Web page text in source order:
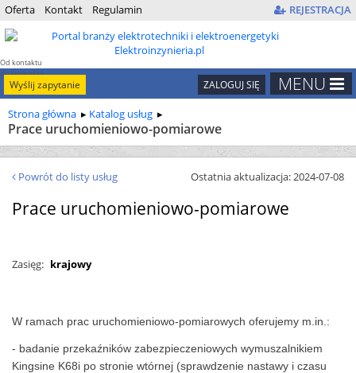
Oferta Kontakt Regulamin REJESTRACJA
Od kontaktu
do kontraktu
MENU
ZALOGUJ SIĘ
Wyślij zapytanie
Strona główna Katalog usług
Prace uruchomieniowo-pomiarowe
Powrót do listy usług Ostatnia aktualizacja: 2024-07-08
Prace uruchomieniowo-pomiarowe
Zasięg: krajowy
W ramach prac uruchomieniowo-pomiarowych oferujemy m.in.:
- badanie przekaźników zabezpieczeniowych wymuszalnikiem
Kingsine K68i po stronie wtórnej (sprawdzenie nastawy i czasu